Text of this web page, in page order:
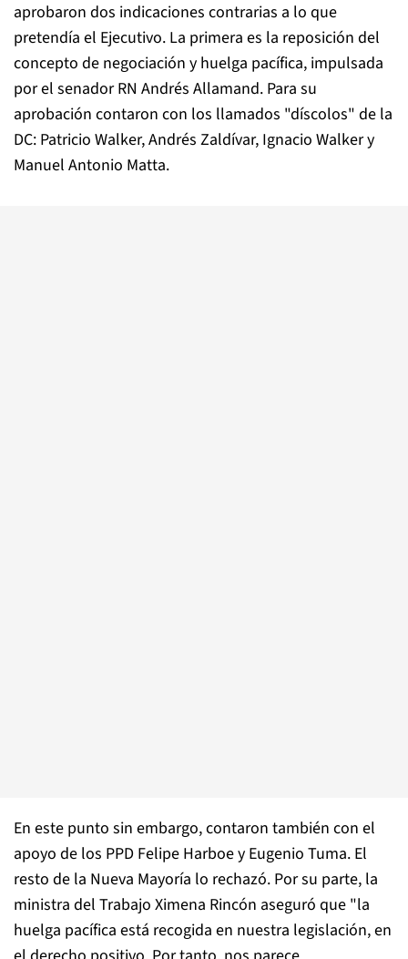
aprobaron dos indicaciones contrarias a lo que
pretendía el Ejecutivo. La primera es la reposición del
concepto de negociación y huelga pacífica, impulsada
por el senador RN Andrés Allamand. Para su
aprobación contaron con los llamados "díscolos" de la
DC: Patricio Walker, Andrés Zaldívar, Ignacio Walker y
Manuel Antonio Matta.
En este punto sin embargo, contaron también con el
apoyo de los PPD Felipe Harboe y Eugenio Tuma. El
resto de la Nueva Mayoría lo rechazó. Por su parte, la
ministra del Trabajo Ximena Rincón aseguró que "la
huelga pacífica está recogida en nuestra legislación, en